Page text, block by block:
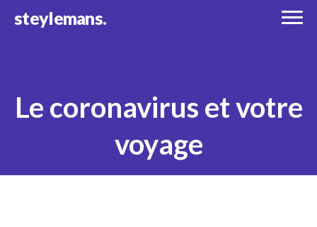
steylemans.
Le coronavirus et votre
voyage